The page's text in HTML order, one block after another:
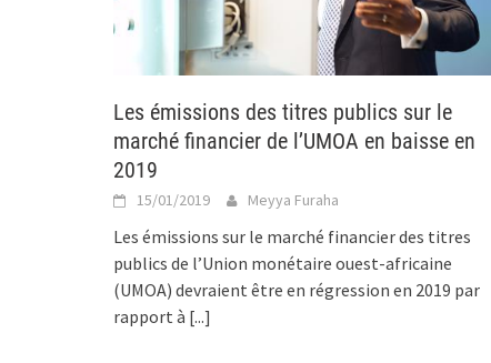
Les émissions des titres publics sur le
marché financier de l’UMOA en baisse en
2019
15/01/2019 Meyya Furaha
Les émissions sur le marché financier des titres
publics de l’Union monétaire ouest-africaine
(UMOA) devraient être en régression en 2019 par
rapport à [...]